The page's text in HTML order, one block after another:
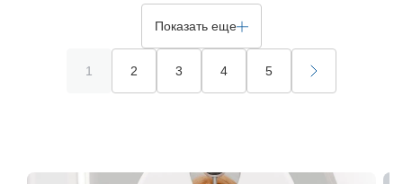
Показать еще
1 2 3 4 5